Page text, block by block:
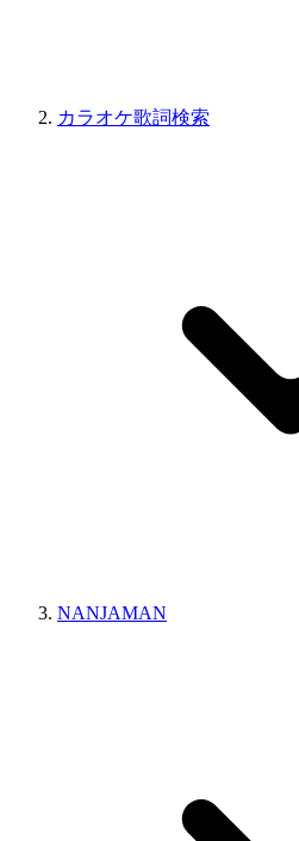
カラオケ歌詞検索
NANJAMAN